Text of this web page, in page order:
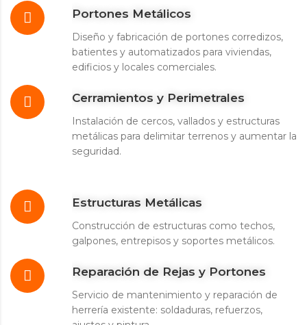
Portones Metálicos
Diseño y fabricación de portones corredizos,
batientes y automatizados para viviendas,
edificios y locales comerciales.
Cerramientos y Perimetrales
Instalación de cercos, vallados y estructuras
metálicas para delimitar terrenos y aumentar la
seguridad.
Estructuras Metálicas
Construcción de estructuras como techos,
galpones, entrepisos y soportes metálicos.
Reparación de Rejas y Portones
Servicio de mantenimiento y reparación de
herrería existente: soldaduras, refuerzos,